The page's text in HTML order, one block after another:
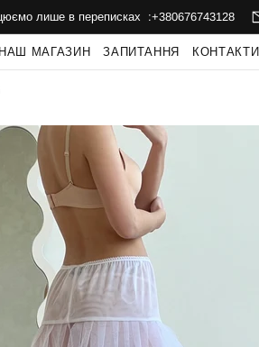
лише в переписках :+380676743128
МАГАЗИН ЗАПИТАННЯ КОНТАКТИ